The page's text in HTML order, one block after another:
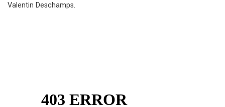
Valentin Deschamps.